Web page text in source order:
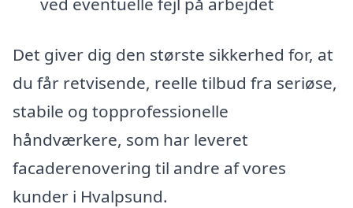
Det giver dig den største sikkerhed for, at
du får retvisende, reelle tilbud fra seriøse,
stabile og topprofessionelle
håndværkere, som har leveret
facaderenovering til andre af vores
kunder i Hvalpsund.